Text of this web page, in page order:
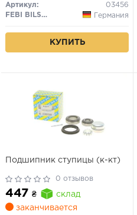
Артикул:
03456
FEBI BILSTEIN
Германия
КУПИТЬ
Подшипник ступицы (к-кт)
0 отзывов
447 ₴
склад
заканчивается